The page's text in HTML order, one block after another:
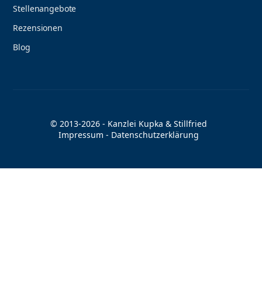
Stellenangebote
Rezensionen
Blog
© 2013-2026 - Kanzlei Kupka & Stillfried
Impressum - Datenschutzerklärung